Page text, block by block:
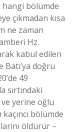
hangi bölümde
çıkmadan kısa
ne zaman
Hz.
kabul edilen
Batı’ya doğru
49
sırtındaki
yerine oğlu
bölümde
öldürür –